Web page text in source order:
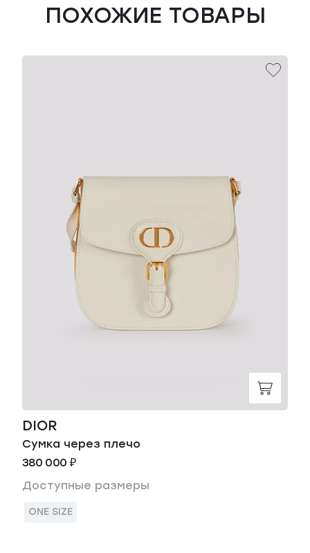
ПОХОЖИЕ ТОВАРЫ
DIOR
Сумка через плечо
380 000 ₽
Доступные размеры
ONE SIZE